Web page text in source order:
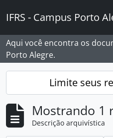
IFRS - Campus Porto
Aqui você encontra os
Porto Alegre.
Limite seus
Mostrando 1
Descrição arquivística